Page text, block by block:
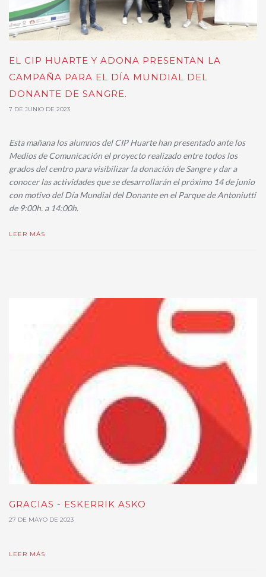
EL CIP HUARTE Y ADONA PRESENTAN LA
CAMPAÑA PARA EL DÍA MUNDIAL DEL
DONANTE DE SANGRE.
7 DE JUNIO DE 2023
Esta mañana los alumnos del CIP Huarte han presentado ante los
Medios de Comunicación el proyecto realizado entre todos los
grados del centro para visibilizar la donación de Sangre y dar a
conocer las actividades que se desarrollarán el próximo 14 de junio
con motivo del Día Mundial del Donante en el Parque de Antoniutti
de 9:00h. a 14:00h.
LEER MÁS
GRACIAS - ESKERRIK ASKO
27 DE MAYO DE 2023
LEER MÁS